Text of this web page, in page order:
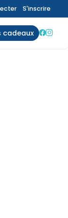
- 18:00 Bassin
S'inscrire
cadeaux